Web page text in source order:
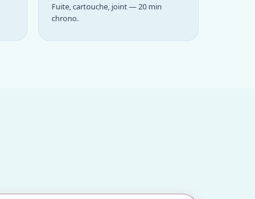
Fuite, cartouche, joint — 20 min
chrono.